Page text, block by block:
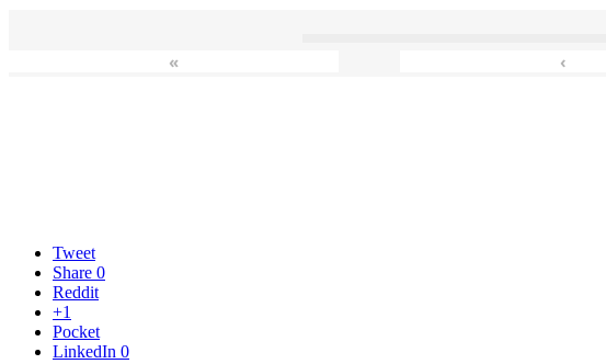
« ‹
Tweet
Share 0
Reddit
+1
Pocket
LinkedIn 0